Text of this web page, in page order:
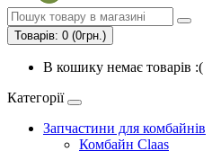
Товарів: 0 (0грн.)
В кошику немає товарів :(
Категорії
Запчастини для комбайнів
Комбайн Claas